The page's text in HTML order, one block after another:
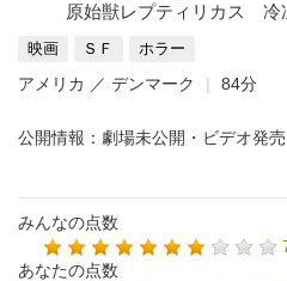
原始獣レプティリカス 冷
映画 ＳＦ ホラー
アメリカ ／ デンマーク 84分
公開情報：劇場未公開・ビデオ発売
みんなの点数
あなたの点数